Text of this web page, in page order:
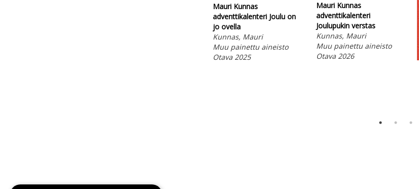
Mauri Kunnas
adventtikalenteri Joulu on
jo ovella
Kunnas, Mauri
Muu painettu aineisto
Otava 2025
Mauri Kunnas
adventtikalenteri
Joulupukin verstas
Kunnas, Mauri
Muu painettu aineisto
Otava 2026